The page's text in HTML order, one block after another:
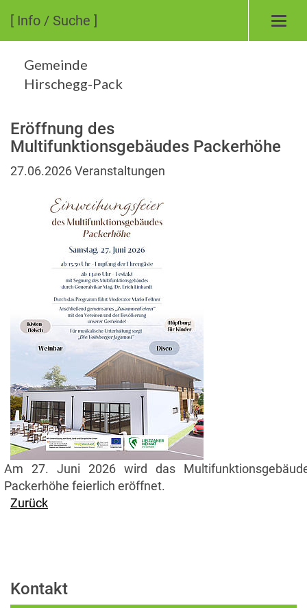
[ Info / Suche ]
Gemeinde
Hirschegg-Pack
Eröffnung des
Multifunktionsgebäudes Packerhöhe
27.06.2026Veranstaltungen
Am 27. Juni 2026 wird das
Packerhöhe feierlich eröffnet.
Zurück
Kontakt